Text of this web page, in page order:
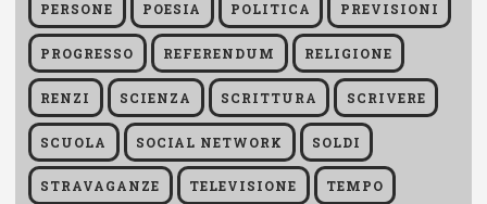
PERSONE POESIA POLITICA PREVISIONI
PROGRESSO REFERENDUM RELIGIONE
RENZI SCIENZA SCRITTURA SCRIVERE
SCUOLA SOCIAL NETWORK SOLDI
STRAVAGANZE TELEVISIONE TEMPO